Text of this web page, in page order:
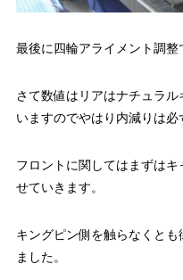
最後に四輪アライメント調整
さて数値はリアはナチュラ
いますのでやはり内減りは必
フロントに関してはまずは
せていきます。
キングピン側を触らなくと
ました。